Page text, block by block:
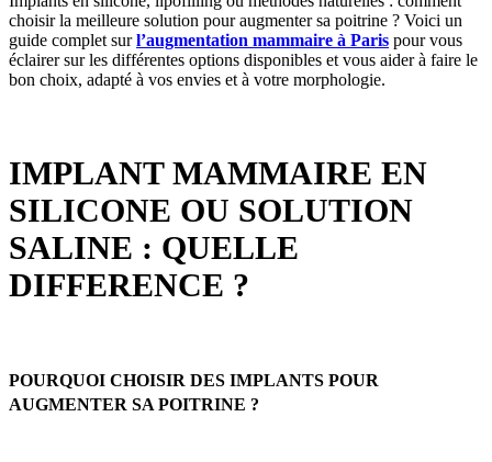
choisir la meilleure solution pour augmenter sa poitrine ? Voici un
guide complet surl’augmentation mammaire à Paris pour vous
éclairer sur les différentes options disponibles et vous aider à faire le
bon choix, adapté à vos envies et à votre morphologie.
IMPLANT MAMMAIRE EN
SILICONE OU SOLUTION
SALINE : QUELLE
DIFFERENCE ?
POURQUOI CHOISIR DES IMPLANTS POUR
AUGMENTER SA POITRINE ?